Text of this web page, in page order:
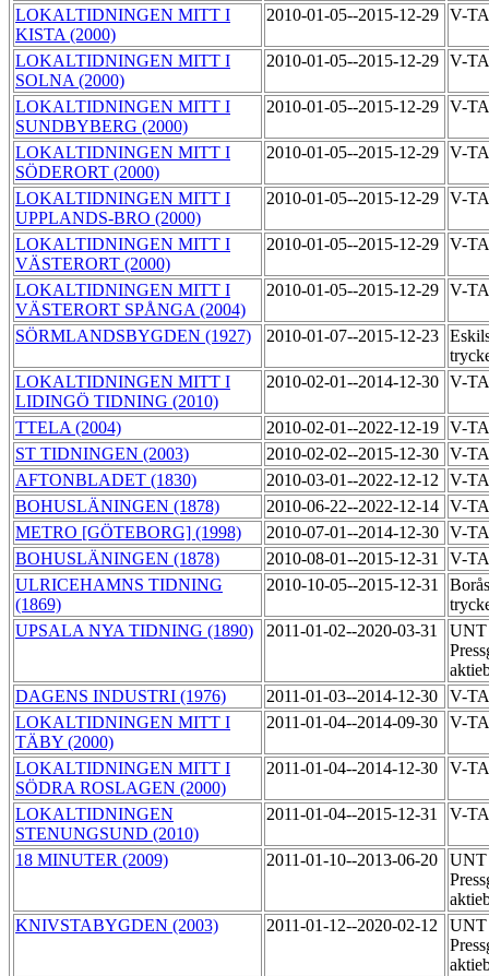
LOKALTIDNINGEN MITT I
KISTA (2000)
2010-01-05--2015-12-29 V-
LOKALTIDNINGEN MITT I
SOLNA (2000)
2010-01-05--2015-12-29 V-
LOKALTIDNINGEN MITT I
SUNDBYBERG (2000)
2010-01-05--2015-12-29 V-
LOKALTIDNINGEN MITT I
SÖDERORT (2000)
2010-01-05--2015-12-29 V-
LOKALTIDNINGEN MITT I
UPPLANDS-BRO (2000)
2010-01-05--2015-12-29 V-
LOKALTIDNINGEN MITT I
VÄSTERORT (2000)
2010-01-05--2015-12-29 V-
LOKALTIDNINGEN MITT I
VÄSTERORT SPÅNGA (2004)
2010-01-05--2015-12-29 V-
SÖRMLANDSBYGDEN (1927) 2010-01-07--2015-12-23
LOKALTIDNINGEN MITT I
LIDINGÖ TIDNING (2010)
2010-02-01--2014-12-30 V-
TTELA (2004) 2010-02-01--2022-12-19 V-
ST TIDNINGEN (2003)
2010-02-02--2015-12-30 V-
AFTONBLADET (1830)
2010-03-01--2022-12-12
V-
BOHUSLÄNINGEN (1878)
2010-06-22--2022-12-14 V-
METRO [GÖTEBORG] (1998)
2010-07-01--2014-12-30 V-
BOHUSLÄNINGEN (1878)
2010-08-01--2015-12-31
V-
ULRICEHAMNS TIDNING
(1869)
2010-10-05--2015-12-31
UPSALA NYA TIDNING (1890)
2011-01-02--2020-03-31
UNT
DAGENS INDUSTRI (1976)
2011-01-03--2014-12-30
V-
LOKALTIDNINGEN MITT I
TÄBY (2000)
2011-01-04--2014-09-30 V-
LOKALTIDNINGEN MITT I
SÖDRA ROSLAGEN (2000)
2011-01-04--2014-12-30 V-
LOKALTIDNINGEN
STENUNGSUND (2010)
2011-01-04--2015-12-31 V-
18 MINUTER (2009) 2011-01-10--2013-06-20
UNT
KNIVSTABYGDEN (2003)
2011-01-12--2020-02-12
UNT